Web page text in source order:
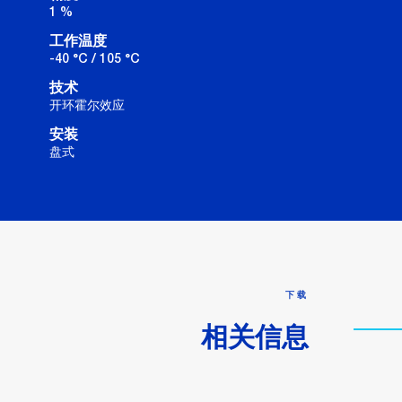
1 %
工作温度
-40 °C / 105 °C
技术
开环霍尔效应
安装
盘式
下载
相关信息